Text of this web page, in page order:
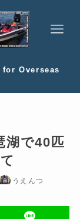
Overseas
湖で40匹
うえんつ